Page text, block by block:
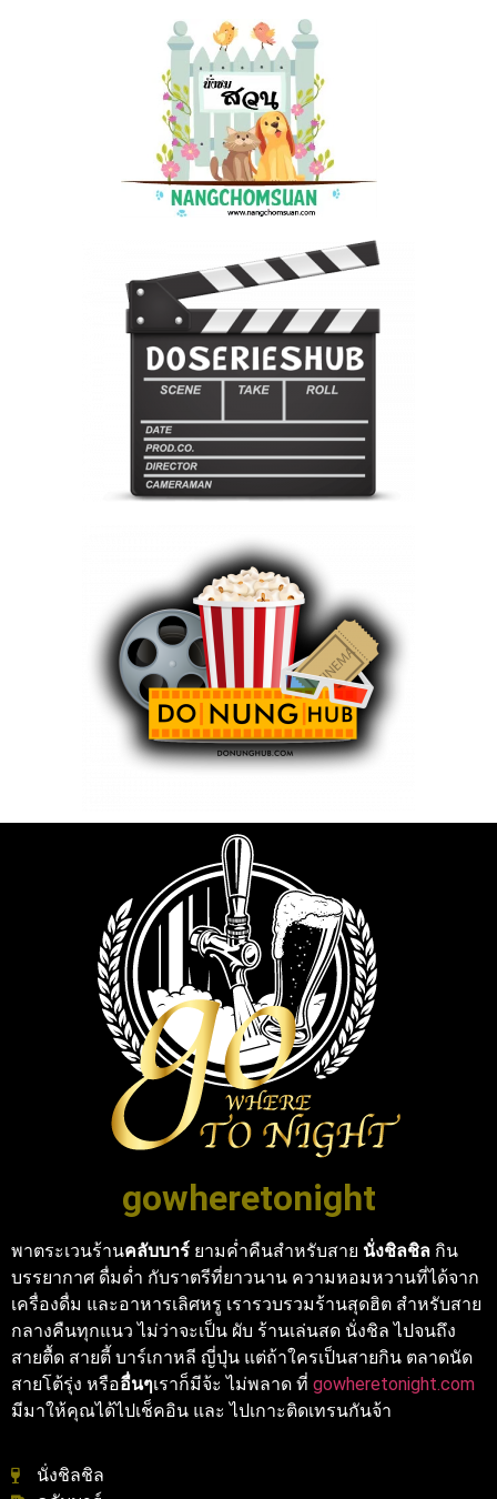
gowheretonight
พาตระเวนร้านคลับบาร์ ยามค่ำคืนสำหรับสาย นั่งชิลชิล กิน
บรรยากาศ ดื่มด่ำ กับราตรีที่ยาวนาน ความหอมหวานที่ได้จาก
เครื่องดื่ม และอาหารเลิศหรู เรารวบรวมร้านสุดฮิต สำหรับสาย
กลางคืนทุกแนว ไม่ว่าจะเป็น ผับ ร้านเล่นสด นั่งชิล ไปจนถึง
สายตื้ด สายตี้ บาร์เกาหลี ญี่ปุ่น แต่ถ้าใครเป็นสายกิน ตลาดนัด
สายโต้รุ่ง หรืออื่นๆเราก็มีจ้ะ ไม่พลาด ที่ gowheretonight.com
มีมาให้คุณได้ไปเช็คอิน และ ไปเกาะติดเทรนกันจ้า
นั่งชิลชิล